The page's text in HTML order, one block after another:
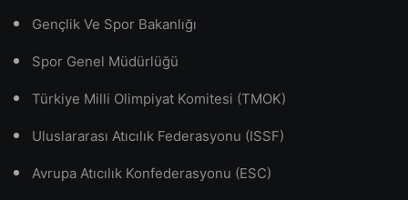
Gençlik Ve Spor Bakanlığı
Spor Genel Müdürlüğü
Türkiye Milli Olimpiyat Komitesi (TMOK)
Uluslararası Atıcılık Federasyonu (ISSF)
Avrupa Atıcılık Konfederasyonu (ESC)